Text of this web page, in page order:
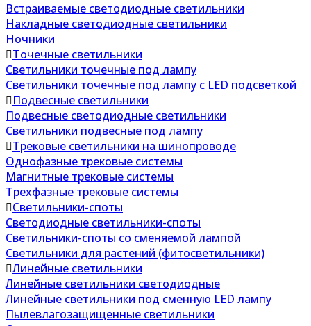
Встраиваемые светодиодные светильники
Накладные светодиодные светильники
Ночники
Точечные светильники
Светильники точечные под лампу
Светильники точечные под лампу с LED подсветкой
Подвесные светильники
Подвесные светодиодные светильники
Светильники подвесные под лампу
Трековые светильники на шинопроводе
Однофазные трековые системы
Магнитные трековые системы
Трехфазные трековые системы
Светильники-споты
Светодиодные светильники-споты
Светильники-споты со сменяемой лампой
Светильники для растений (фитосветильники)
Линейные светильники
Линейные светильники светодиодные
Линейные светильники под сменную LED лампу
Пылевлагозащищенные светильники